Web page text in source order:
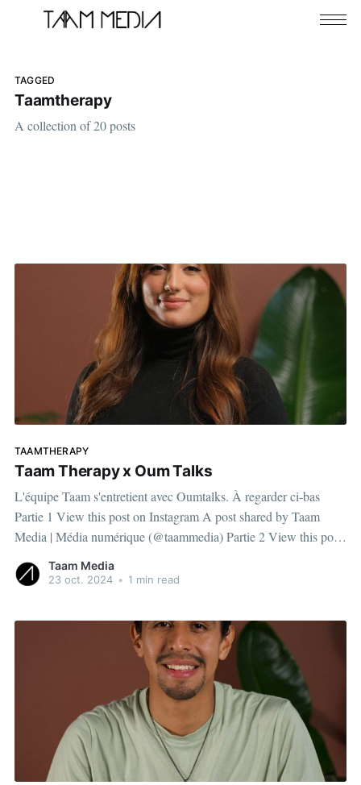
TAGGED
Taamtherapy
A collection of 20 posts
TAAMTHERAPY
Taam Therapy x Oum Talks
L'équipe Taam s'entretient avec Oumtalks. À regarder ci-bas
Partie 1 View this post on Instagram A post shared by Taam
Media | Média numérique (@taammedia) Partie 2 View this post
(@taammedia)
Taam Media
23 oct. 2024 • 1 min read